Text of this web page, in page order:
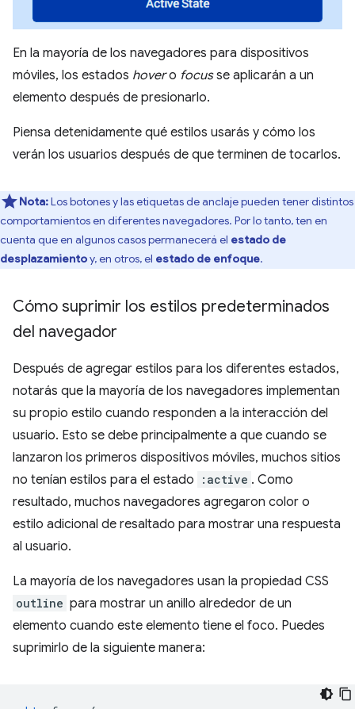
En la mayoría de los navegadores para dispositivos
móviles, los estados hovero focusse aplicarán a un
elemento después de presionarlo.
Piensa detenidamente qué estilos usarás y cómo los
verán los usuarios después de que terminen de tocarlos.
Nota:Los botones y las etiquetas de anclaje pueden tener distintos
comportamientos en diferentes navegadores. Por lo tanto, ten en
cuenta que en algunos casos permanecerá el estado de
desplazamientoy, en otros, el estado de enfoque.
Cómo suprimir los estilos predeterminados
del navegador
Después de agregar estilos para los diferentes estados,
notarás que la mayoría de los navegadores implementan
su propio estilo cuando responden a la interacción del
usuario. Esto se debe principalmente a que cuando se
lanzaron los primeros dispositivos móviles, muchos sitios
no tenían estilos para el estado
:active . Como
resultado, muchos navegadores agregaron color o
estilo adicional de resaltado para mostrar una respuesta
al usuario.
La mayoría de los navegadores usan la propiedad CSS
outline para mostrar un anillo alrededor de un
elemento cuando este elemento tiene el foco. Puedes
suprimirlo de la siguiente manera: